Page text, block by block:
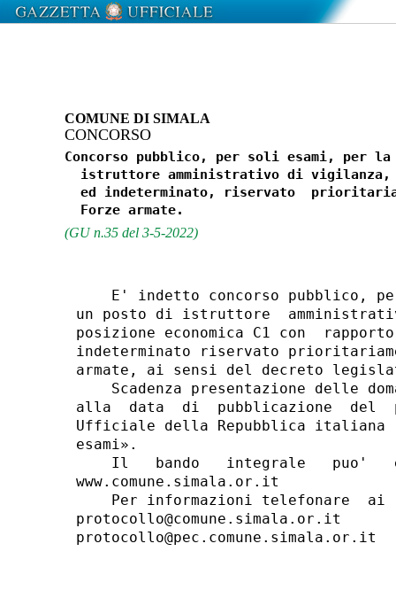
COMUNE DI SIMALA
CONCORSO
Concorso pubblico, per soli esami, per
istruttore amministrativo di
ed indeterminato, riservato
(GU n.35 del 3-5-2022)
E' indetto concorso pubblico,
un posto di istruttore
posizione economica C1 con
indeterminato riservato
armate, ai sensi del decreto
Scadenza presentazione delle
alla  data  di  pubblicazione  del
Ufficiale della Repubblica italiana
esami».
Il   bando   integrale   puo'
www.comune.simala.or.it
Per informazioni telefonare  ai
protocollo@pec.comune.simala.or.it